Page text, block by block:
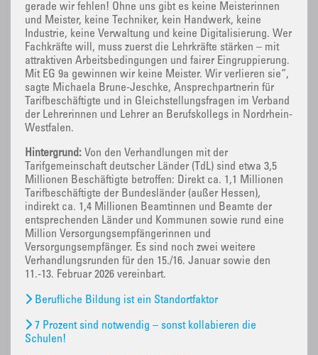
gerade wir fehlen! Ohne uns gibt es keine Meisterinnen
und Meister, keine Techniker, kein Handwerk, keine
Industrie, keine Verwaltung und keine Digitalisierung. Wer
Fachkräfte will, muss zuerst die Lehrkräfte stärken – mit
attraktiven Arbeitsbedingungen und fairer Eingruppierung.
Mit EG 9a gewinnen wir keine Meister. Wir verlieren sie“,
sagte Michaela Brune-Jeschke, Ansprechpartnerin für
Tarifbeschäftigte und in Gleichstellungsfragen im Verband
der Lehrerinnen und Lehrer an Berufskollegs in Nordrhein-
Westfalen.
Hintergrund: Von den Verhandlungen mit der
Tarifgemeinschaft deutscher Länder (TdL) sind etwa 3,5
Millionen Beschäftigte betroffen: Direkt ca. 1,1 Millionen
Tarifbeschäftigte der Bundesländer (außer Hessen),
indirekt ca. 1,4 Millionen Beamtinnen und Beamte der
entsprechenden Länder und Kommunen sowie rund eine
Million Versorgungsempfängerinnen und
Versorgungsempfänger. Es sind noch zwei weitere
Verhandlungsrunden für den 15./16. Januar sowie den
11.-13. Februar 2026 vereinbart.
Berufliche Bildung ist ein Standortfaktor
7 Prozent sind notwendig – sonst kollabieren die
Schulen!